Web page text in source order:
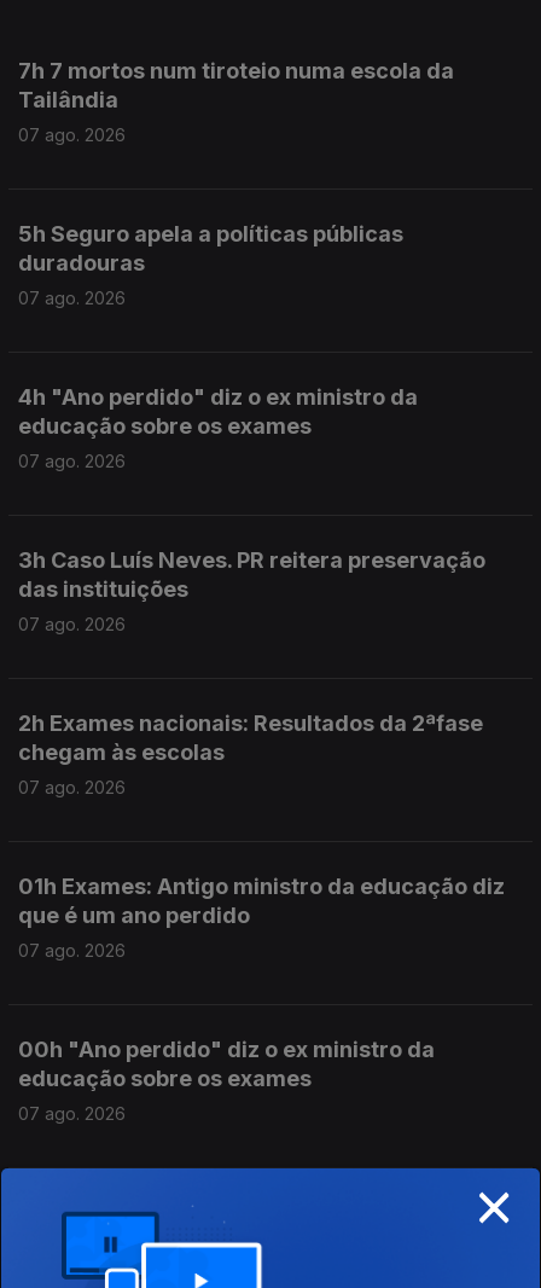
7h 7 mortos num tiroteio numa escola da
Tailândia
07 ago. 2026
5h Seguro apela a políticas públicas
duradouras
07 ago. 2026
4h "Ano perdido" diz o ex ministro da
educação sobre os exames
07 ago. 2026
3h Caso Luís Neves. PR reitera preservação
das instituições
07 ago. 2026
2h Exames nacionais: Resultados da 2ªfase
chegam às escolas
07 ago. 2026
01h Exames: Antigo ministro da educação diz
que é um ano perdido
07 ago. 2026
00h "Ano perdido" diz o ex ministro da
educação sobre os exames
07 ago. 2026
23h Exames nacionais: Resultados da 2ªfase
chegam às escolas
06 ago. 2026
×